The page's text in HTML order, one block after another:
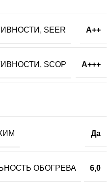
SEER A++
SCOP A+++
Да
ОБОГРЕВА 6,0